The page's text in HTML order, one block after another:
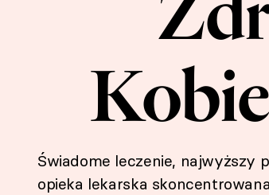
Świadome leczenie, najwyższy
opieka lekarska